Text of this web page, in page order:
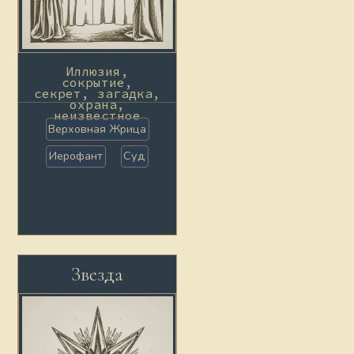
Иллюзия,
сокрытие,
секрет, загадка,
охрана,
неизвестное
Верховная Жрица
Иерофант
Суд
Звезда